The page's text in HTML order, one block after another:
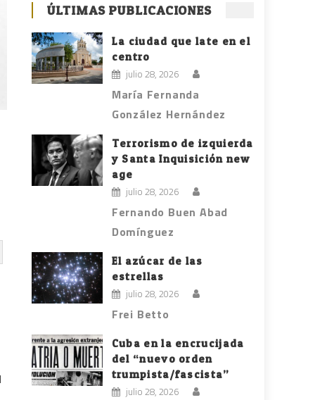
ÚLTIMAS PUBLICACIONES
La ciudad que late en el
centro
julio 28, 2026
María Fernanda
González Hernández
Terrorismo de izquierda
y Santa Inquisición new
age
julio 28, 2026
Fernando Buen Abad
Domínguez
El azúcar de las
estrellas
julio 28, 2026
Frei Betto
Cuba en la encrucijada
del “nuevo orden
trumpista/fascista”
julio 28, 2026